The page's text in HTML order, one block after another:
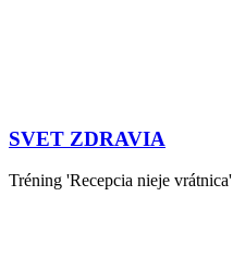
SVET ZDRAVIA
Tréning 'Recepcia nieje vrátnica'